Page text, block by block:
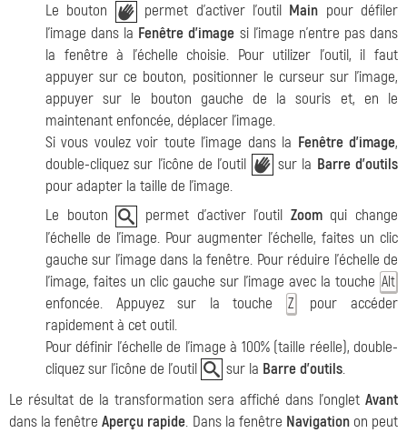
Le bouton
permet d'activer l'outil Main pour défiler
l'image dans la Fenêtre d'image si l'image n'entre pas dans
la fenêtre à l'échelle choisie. Pour utilizer l'outil, il faut
appuyer sur ce bouton, positionner le curseur sur l'image,
appuyer sur le bouton gauche de la souris et, en le
maintenant enfoncée, déplacer l'image.
Si vous voulez voir toute l'image dans la Fenêtre d'image,
double-cliquez sur l'icône de l'outil
sur la Barre d'outils
pour adapter la taille de l'image.
Le bouton
permet d'activer l'outil Zoomqui change
l'échelle de l'image. Pour augmenter l'échelle, faites un clic
gauche sur l'image dans la fenêtre. Pour réduire l'échelle de
l'image, faites un clic gauche sur l'image avec la touche Alt
enfoncée. Appuyez sur la touche Z
pour accéder
rapidement à cet outil.
Pour définir l'échelle de l'image à 100% (taille réelle), double-
cliquez sur l'icône de l'outil
sur la Barre d'outils.
Le résultat de la transformation sera affiché dans l'onglet Avant
dans la fenêtreAperçu rapide. Dans la fenêtre Navigationon peut